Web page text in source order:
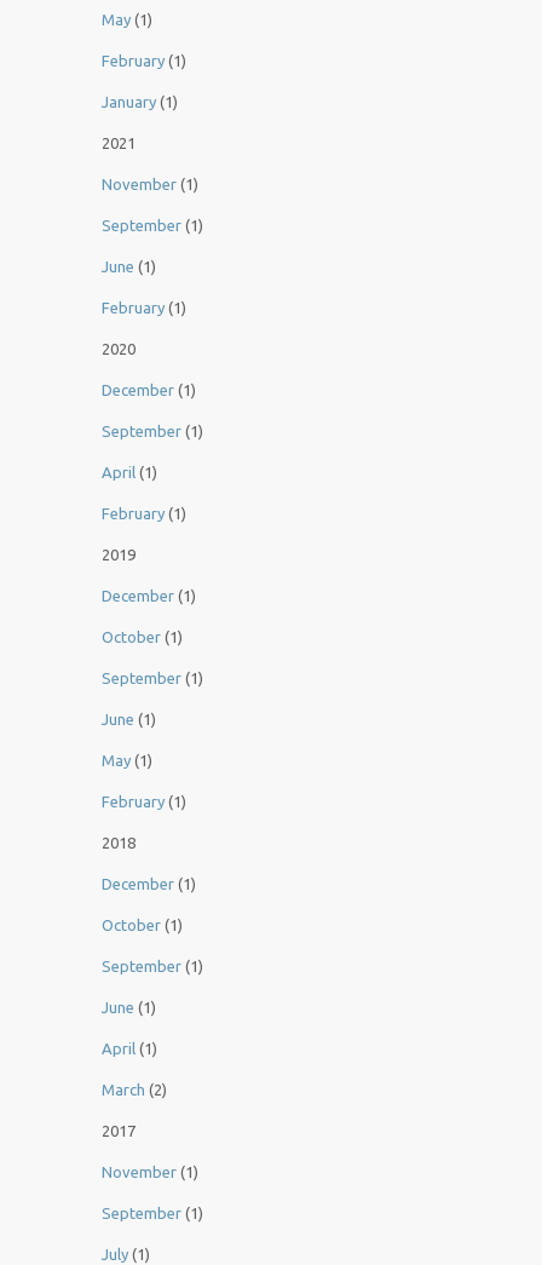
May (1)
February (1)
January (1)
2021
November (1)
September (1)
June (1)
February (1)
2020
December (1)
September (1)
April (1)
February (1)
2019
December (1)
October (1)
September (1)
June (1)
May (1)
February (1)
2018
December (1)
October (1)
September (1)
June (1)
April (1)
March (2)
2017
November (1)
September (1)
July (1)